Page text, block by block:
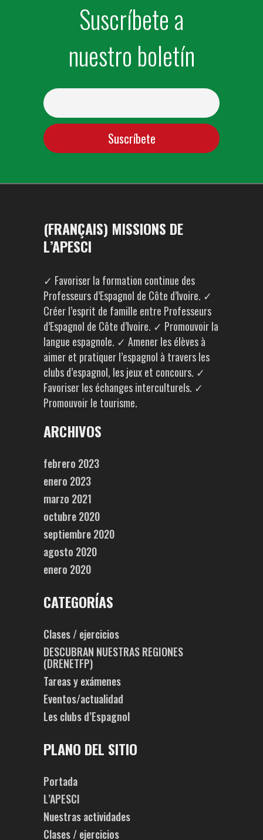
Suscríbete a
nuestro boletín
(FRANÇAIS) MISSIONS DE
L’APESCI
✓ Favoriser la formation continue des
Professeurs d’Espagnol de Côte d’Ivoire. ✓
Créer l’esprit de famille entre Professeurs
d’Espagnol de Côte d’Ivoire. ✓ Promouvoir la
langue espagnole. ✓ Amener les élèves à
aimer et pratiquer l’espagnol à travers les
clubs d’espagnol, les jeux et concours. ✓
Favoriser les échanges interculturels. ✓
Promouvoir le tourisme.
ARCHIVOS
febrero 2023
enero 2023
marzo 2021
octubre 2020
septiembre 2020
agosto 2020
enero 2020
CATEGORÍAS
Clases / ejercicios
DESCUBRAN NUESTRAS REGIONES
(DRENETFP)
Tareas y exámenes
Eventos/actualidad
Les clubs d’Espagnol
PLANO DEL SITIO
Portada
L’APESCI
Nuestras actividades
Clases / ejercicios